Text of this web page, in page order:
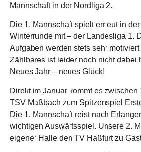
Mannschaft in der Nordliga 2.
Die 1. Mannschaft spielt erneut in
Winterrunde mit – der Landesliga 1.
Aufgaben werden stets sehr
Zählbares ist leider noch nicht dabei
Neues Jahr – neues Glück!
Direkt im Januar kommt es zwischen
TSV Maßbach zum Spitzenspiel
Die 1. Mannschaft reist nach
wichtigen Auswärtsspiel. Unsere 2.
eigener Halle den TV Haßfurt zu